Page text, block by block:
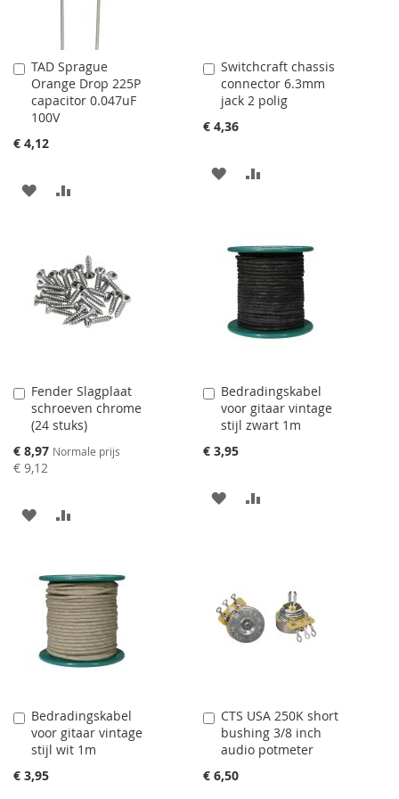
TAD Sprague
Orange Drop 225P
capacitor 0.047uF
100V
€ 4,12
Aan
winkelwagen
toevoegen
AAN
TOEVOEGEN
OM
TE
VERGELIJKEN
Switchcraft chassis
connector 6.3mm
jack 2 polig
€ 4,36
Aan
winkelwagen
toevoegen
AAN
TE
VERGELIJKEN
Fender Slagplaat
schroeven chrome
(24 stuks)
Speciale
prijs
€ 8,97 Normale prijs
€ 9,12
Aan
winkelwagen
toevoegen
AAN
TOEVOEGEN
OM
TE
VERGELIJKEN
Bedradingskabel
voor gitaar vintage
stijl zwart 1m
€ 3,95
Aan
winkelwagen
toevoegen
AAN
VERGELIJKEN
Bedradingskabel
voor gitaar vintage
stijl wit 1m
€ 3,95
Aan
winkelwagen
toevoegen
CTS USA 250K short
bushing 3/8 inch
audio potmeter
€ 6,50
Aan
winkelwagen
toevoegen